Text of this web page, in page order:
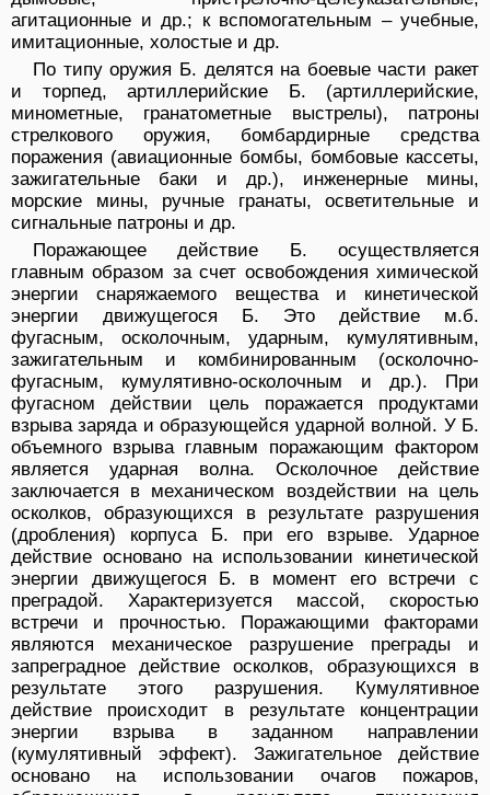
агитационные и др.; к вспомогательным – учебные,
имитационные, холостые и др.
По типу оружия Б. делятся на боевые части ракет
и торпед, артиллерийские Б. (артиллерийские,
минометные, гранатометные выстрелы), патроны
стрелкового оружия, бомбардирные средства
поражения (авиационные бомбы, бомбовые кассеты,
зажигательные баки и др.), инженерные мины,
морские мины, ручные гранаты, осветительные и
сигнальные патроны и др.
Поражающее действие Б. осуществляется
главным образом за счет освобождения химической
энергии снаряжаемого вещества и кинетической
энергии движущегося Б. Это действие м.б.
фугасным, осколочным, ударным, кумулятивным,
зажигательным и комбинированным (осколочно-
фугасным, кумулятивно-осколочным и др.). При
фугасном действии цель поражается продуктами
взрыва заряда и образующейся ударной волной. У Б.
объемного взрыва главным поражающим фактором
является ударная волна. Осколочное действие
заключается в механическом воздействии на цель
осколков, образующихся в результате разрушения
(дробления) корпуса Б. при его взрыве. Ударное
действие основано на использовании кинетической
энергии движущегося Б. в момент его встречи с
преградой. Характеризуется массой, скоростью
встречи и прочностью. Поражающими факторами
являются механическое разрушение преграды и
запреградное действие осколков, образующихся в
результате этого разрушения. Кумулятивное
действие происходит в результате концентрации
энергии взрыва в заданном направлении
(кумулятивный эффект). Зажигательное действие
основано на использовании очагов пожаров,